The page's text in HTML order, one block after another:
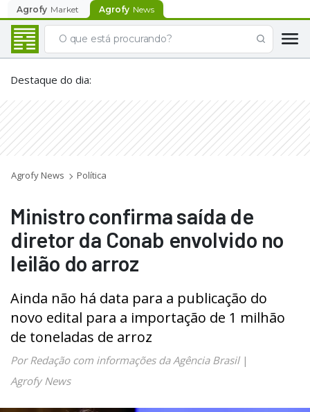
Agrofy Market Agrofy News
Destaque do dia:
Agrofy News Política
Ministro confirma saída de
diretor da Conab envolvido no
leilão do arroz
Ainda não há data para a publicação do
novo edital para a importação de 1 milhão
de toneladas de arroz
Por Redação com informações da Agência Brasil|
Agrofy News